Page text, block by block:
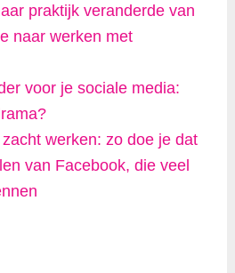
praktijk veranderde van
naar werken met
voor je sociale media:
werken: zo doe je dat
van Facebook, die veel